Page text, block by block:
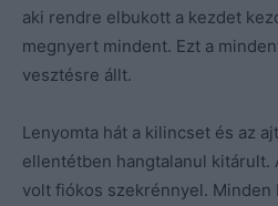
aki rendre elbukott a kezdet
megnyert mindent. Ezt a
vesztésre állt.
Lenyomta hát a kilincset és az
ellentétben hangtalanul kitárult.
volt fiókos szekrénnyel. Minden